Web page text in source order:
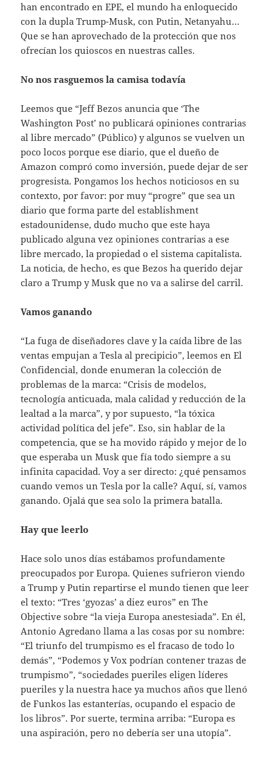
han encontrado en EPE, el mundo ha enloquecido
con la dupla Trump-Musk, con Putin, Netanyahu…
Que se han aprovechado de la protección que nos
ofrecían los quioscos en nuestras calles.
No nos rasguemos la camisa todavía
Leemos que “Jeff Bezos anuncia que ‘The
Washington Post’ no publicará opiniones contrarias
al libre mercado” (Público) y algunos se vuelven un
poco locos porque ese diario, que el dueño de
Amazon compró como inversión, puede dejar de ser
progresista. Pongamos los hechos noticiosos en su
contexto, por favor: por muy “progre” que sea un
diario que forma parte del establishment
estadounidense, dudo mucho que este haya
publicado alguna vez opiniones contrarias a ese
libre mercado, la propiedad o el sistema capitalista.
La noticia, de hecho, es que Bezos ha querido dejar
claro a Trump y Musk que no va a salirse del carril.
Vamos ganando
“La fuga de diseñadores clave y la caída libre de las
ventas empujan a Tesla al precipicio”, leemos en El
Confidencial, donde enumeran la colección de
problemas de la marca: “Crisis de modelos,
tecnología anticuada, mala calidad y reducción de la
lealtad a la marca”, y por supuesto, “la tóxica
actividad política del jefe”. Eso, sin hablar de la
competencia, que se ha movido rápido y mejor de lo
que esperaba un Musk que fía todo siempre a su
infinita capacidad. Voy a ser directo: ¿qué pensamos
cuando vemos un Tesla por la calle? Aquí, sí, vamos
ganando. Ojalá que sea solo la primera batalla.
Hay que leerlo
Hace solo unos días estábamos profundamente
preocupados por Europa. Quienes sufrieron viendo
a Trump y Putin repartirse el mundo tienen que leer
el texto: “Tres ‘gyozas’ a diez euros” en The
Objective sobre “la vieja Europa anestesiada”. En él,
Antonio Agredano llama a las cosas por su nombre:
“El triunfo del trumpismo es el fracaso de todo lo
demás”, “Podemos y Vox podrían contener trazas de
trumpismo”, “sociedades pueriles eligen líderes
pueriles y la nuestra hace ya muchos años que llenó
de Funkos las estanterías, ocupando el espacio de
los libros”. Por suerte, termina arriba: “Europa es
una aspiración, pero no debería ser una utopía”.